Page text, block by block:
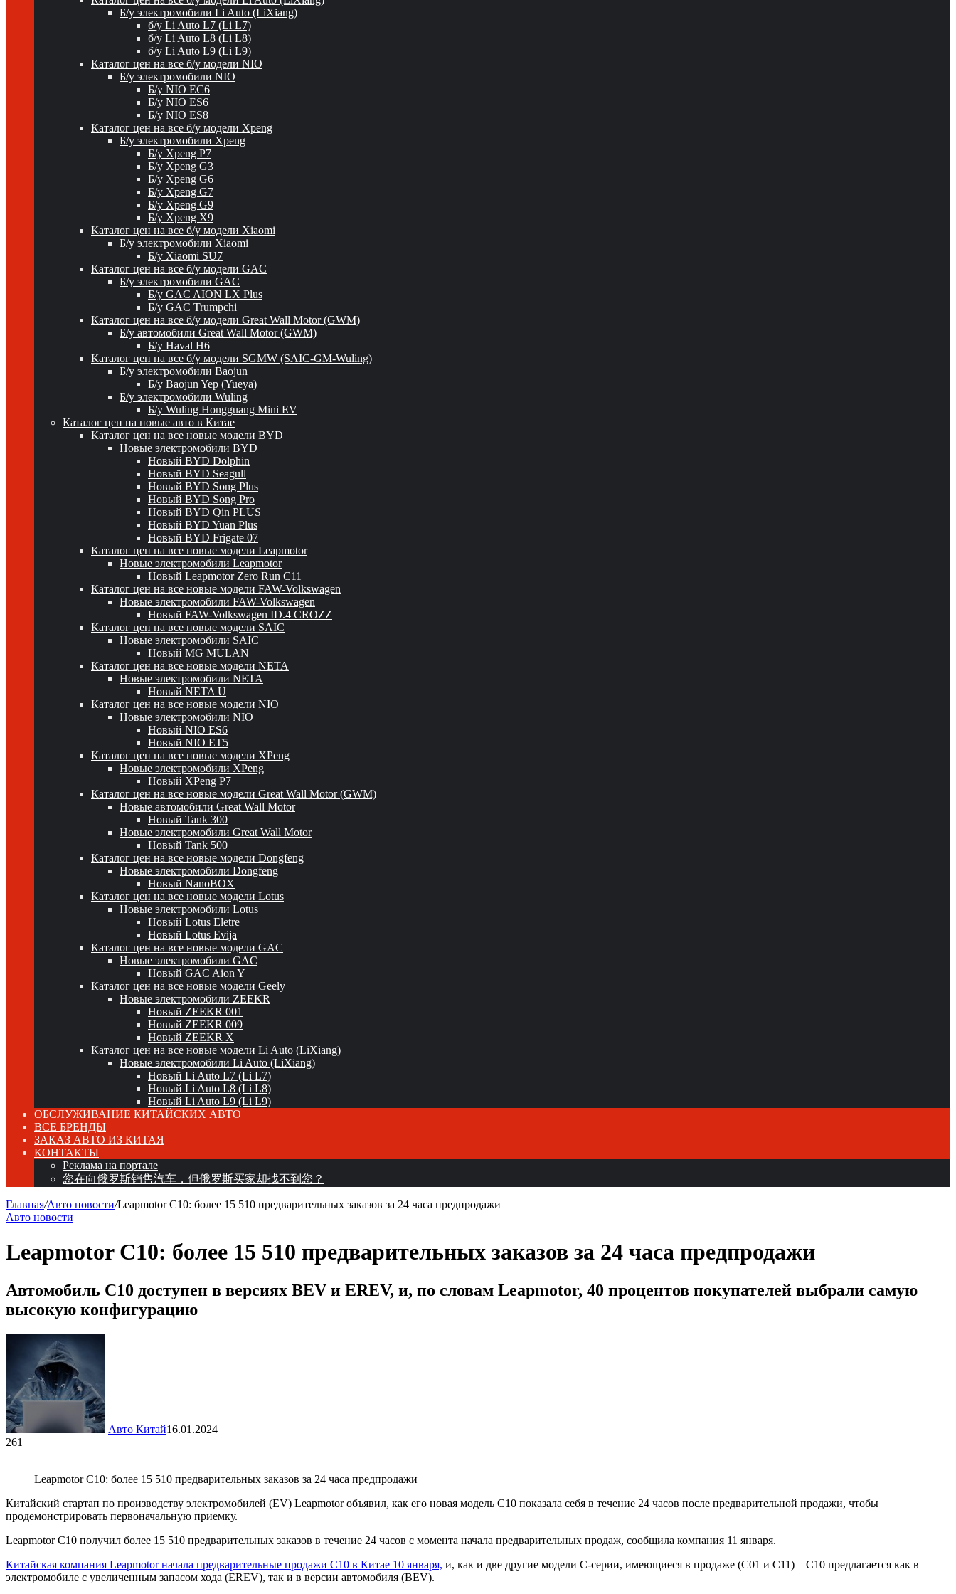
Б/у электромобили Li Auto (LiXiang)
б/у Li Auto L7 (Li L7)
б/у Li Auto L8 (Li L8)
б/у Li Auto L9 (Li L9)
Каталог цен на все б/у модели NIO
Б/у электромобили NIO
Б/у NIO EC6
Б/у NIO ES6
Б/у NIO ES8
Каталог цен на все б/у модели Xpeng
Б/у электромобили Xpeng
Б/у Xpeng P7
Б/у Xpeng G3
Б/у Xpeng G6
Б/у Xpeng G7
Б/у Xpeng G9
Б/у Xpeng X9
Каталог цен на все б/у модели Xiaomi
Б/у электромобили Xiaomi
Б/у Xiaomi SU7
Каталог цен на все б/у модели GAC
Б/у электромобили GAC
Б/у GAC AION LX Plus
Б/у GAC Trumpchi
Каталог цен на все б/у модели Great Wall Motor (GWM)
Б/у автомобили Great Wall Motor (GWM)
Б/у Haval H6
Каталог цен на все б/у модели SGMW (SAIC-GM-Wuling)
Б/у электромобили Baojun
Б/у Baojun Yep (Yueya)
Б/у электромобили Wuling
Б/у Wuling Hongguang Mini EV
Каталог цен на новые авто в Китае
Каталог цен на все новые модели BYD
Новые электромобили BYD
Новый BYD Dolphin
Новый BYD Seagull
Новый BYD Song Plus
Новый BYD Song Pro
Новый BYD Qin PLUS
Новый BYD Yuan Plus
Новый BYD Frigate 07
Каталог цен на все новые модели Leapmotor
Новые электромобили Leapmotor
Новый Leapmotor Zero Run C11
Каталог цен на все новые модели FAW-Volkswagen
Новые электромобили FAW-Volkswagen
Новый FAW-Volkswagen ID.4 CROZZ
Каталог цен на все новые модели SAIC
Новые электромобили SAIC
Новый MG MULAN
Каталог цен на все новые модели NETA
Новые электромобили NETA
Новый NETA U
Каталог цен на все новые модели NIO
Новые электромобили NIO
Новый NIO ES6
Новый NIO ET5
Каталог цен на все новые модели XPeng
Новые электромобили XPeng
Новый XPeng P7
Каталог цен на все новые модели Great Wall Motor (GWM)
Новые автомобили Great Wall Motor
Новый Tank 300
Новые электромобили Great Wall Motor
Новый Tank 500
Каталог цен на все новые модели Dongfeng
Новые электромобили Dongfeng
Новый NanoBOX
Каталог цен на все новые модели Lotus
Новые электромобили Lotus
Новый Lotus Eletre
Новый Lotus Evija
Каталог цен на все новые модели GAC
Новые электромобили GAC
Новый GAC Aion Y
Каталог цен на все новые модели Geely
Новые электромобили ZEEKR
Новый ZEEKR 001
Новый ZEEKR 009
Новый ZEEKR X
Каталог цен на все новые модели Li Auto (LiXiang)
Новые электромобили Li Auto (LiXiang)
Новый Li Auto L7 (Li L7)
Новый Li Auto L8 (Li L8)
Новый Li Auto L9 (Li L9)
ОБСЛУЖИВАНИЕ КИТАЙСКИХ АВТО
ВСЕ БРЕНДЫ
ЗАКАЗ АВТО ИЗ КИТАЯ
КОНТАКТЫ
Реклама на портале
您在向俄罗斯销售汽车，但俄罗斯买家却找不到您？
Главная/Авто новости/Leapmotor C10: более 15 510 предварительных заказов за 24 часа предпродажи
Авто новости
Leapmotor C10: более 15 510 предварительных заказов за 24 часа предпродажи
Автомобиль C10 доступен в версиях BEV и EREV, и, по словам Leapmotor, 40 процентов покупателей выбрали самую
высокую конфигурацию
Авто Китай16.01.2024
261
Leapmotor C10: более 15 510 предварительных заказов за 24 часа предпродажи
Китайский стартап по производству электромобилей (EV) Leapmotor объявил, как его новая модель C10 показала себя в течение 24 часов после предварительной продажи, чтобы
продемонстрировать первоначальную приемку.
Leapmotor C10 получил более 15 510 предварительных заказов в течение 24 часов с момента начала предварительных продаж, сообщила компания 11 января.
Китайская компания Leapmotor начала предварительные продажи C10 в Китае 10 января, и, как и две другие модели C-серии, имеющиеся в продаже (C01 и C11) – C10 предлагается как в
электромобиле с увеличенным запасом хода (EREV), так и в версии автомобиля (BEV).